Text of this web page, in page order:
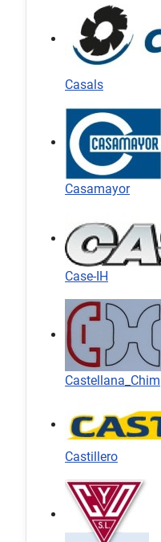
Casals
Casamayor
Case-IH
Castellana_Chim
Castillero